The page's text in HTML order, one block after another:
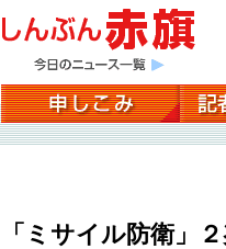
「ミサイル防衛」